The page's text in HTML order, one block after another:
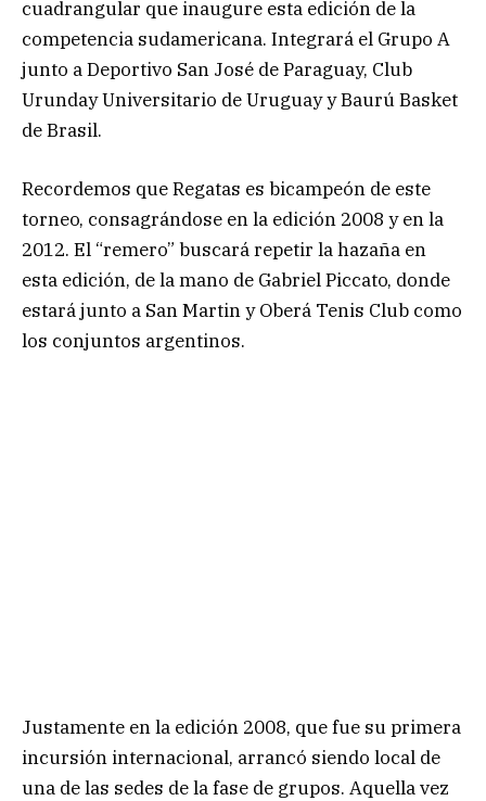
cuadrangular que inaugure esta edición de la
competencia sudamericana. Integrará el Grupo A
junto a Deportivo San José de Paraguay, Club
Urunday Universitario de Uruguay y Baurú Basket
de Brasil.
Recordemos que Regatas es bicampeón de este
torneo, consagrándose en la edición 2008 y en la
2012. El “remero” buscará repetir la hazaña en
esta edición, de la mano de Gabriel Piccato, donde
estará junto a San Martin y Oberá Tenis Club como
los conjuntos argentinos.
Justamente en la edición 2008, que fue su primera
incursión internacional, arrancó siendo local de
una de las sedes de la fase de grupos. Aquella vez